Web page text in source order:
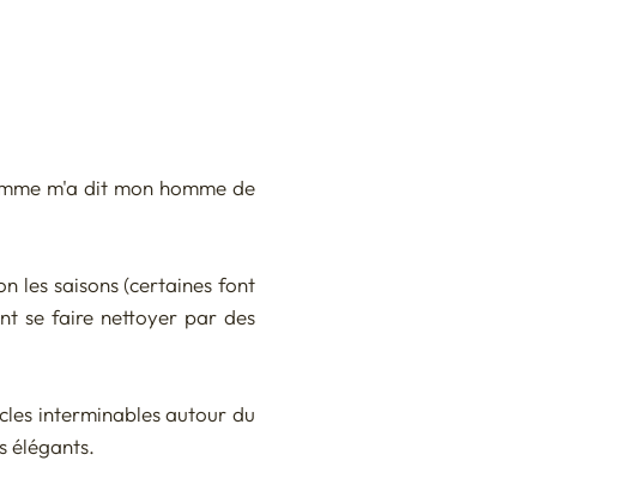
m'a dit mon homme de
les saisons (certaines font
se faire nettoyer par des
interminables autour du
élégants.